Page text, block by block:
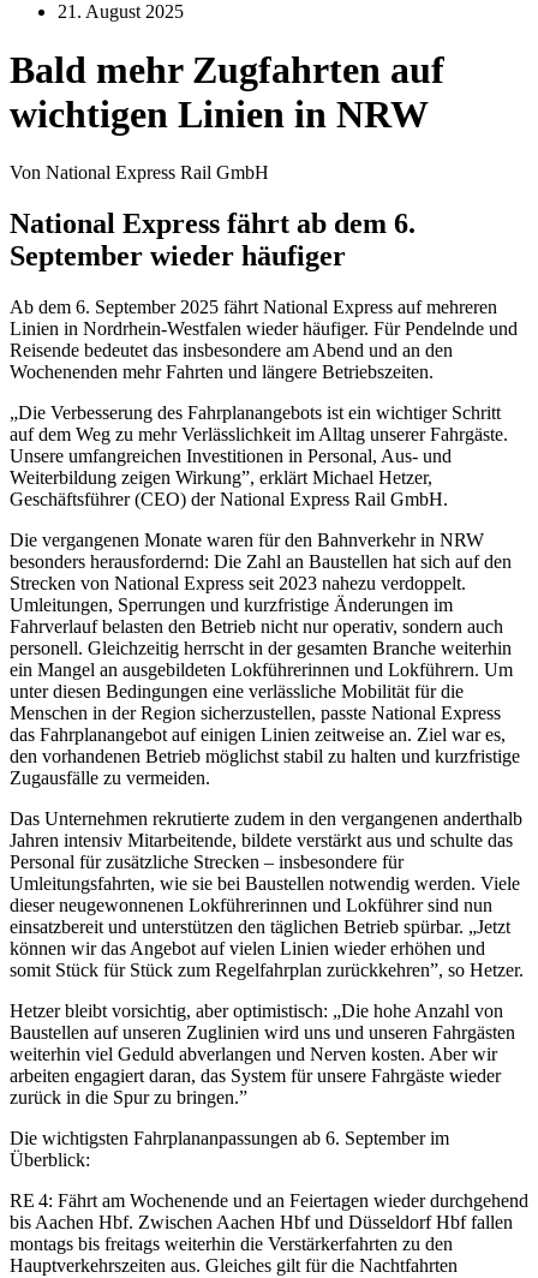
21. August 2025
Bald mehr Zugfahrten auf
wichtigen Linien in NRW
Von National Express Rail GmbH
National Express fährt ab dem 6.
September wieder häufiger
Ab dem 6. September 2025 fährt National Express auf mehreren
Linien in Nordrhein-Westfalen wieder häufiger. Für Pendelnde und
Reisende bedeutet das insbesondere am Abend und an den
Wochenenden mehr Fahrten und längere Betriebszeiten.
„Die Verbesserung des Fahrplanangebots ist ein wichtiger Schritt
auf dem Weg zu mehr Verlässlichkeit im Alltag unserer Fahrgäste.
Unsere umfangreichen Investitionen in Personal, Aus- und
Weiterbildung zeigen Wirkung”, erklärt Michael Hetzer,
Geschäftsführer (CEO) der National Express Rail GmbH.
Die vergangenen Monate waren für den Bahnverkehr in NRW
besonders herausfordernd: Die Zahl an Baustellen hat sich auf den
Strecken von National Express seit 2023 nahezu verdoppelt.
Umleitungen, Sperrungen und kurzfristige Änderungen im
Fahrverlauf belasten den Betrieb nicht nur operativ, sondern auch
personell. Gleichzeitig herrscht in der gesamten Branche weiterhin
ein Mangel an ausgebildeten Lokführerinnen und Lokführern. Um
unter diesen Bedingungen eine verlässliche Mobilität für die
Menschen in der Region sicherzustellen, passte National Express
das Fahrplanangebot auf einigen Linien zeitweise an. Ziel war es,
den vorhandenen Betrieb möglichst stabil zu halten und kurzfristige
Zugausfälle zu vermeiden.
Das Unternehmen rekrutierte zudem in den vergangenen anderthalb
Jahren intensiv Mitarbeitende, bildete verstärkt aus und schulte das
Personal für zusätzliche Strecken – insbesondere für
Umleitungsfahrten, wie sie bei Baustellen notwendig werden. Viele
dieser neugewonnenen Lokführerinnen und Lokführer sind nun
einsatzbereit und unterstützen den täglichen Betrieb spürbar. „Jetzt
können wir das Angebot auf vielen Linien wieder erhöhen und
somit Stück für Stück zum Regelfahrplan zurückkehren”, so Hetzer.
Hetzer bleibt vorsichtig, aber optimistisch: „Die hohe Anzahl von
Baustellen auf unseren Zuglinien wird uns und unseren Fahrgästen
weiterhin viel Geduld abverlangen und Nerven kosten. Aber wir
arbeiten engagiert daran, das System für unsere Fahrgäste wieder
zurück in die Spur zu bringen.”
Die wichtigsten Fahrplananpassungen ab 6. September im
Überblick:
RE 4: Fährt am Wochenende und an Feiertagen wieder durchgehend
bis Aachen Hbf. Zwischen Aachen Hbf und Düsseldorf Hbf fallen
montags bis freitags weiterhin die Verstärkerfahrten zu den
Hauptverkehrszeiten aus. Gleiches gilt für die Nachtfahrten